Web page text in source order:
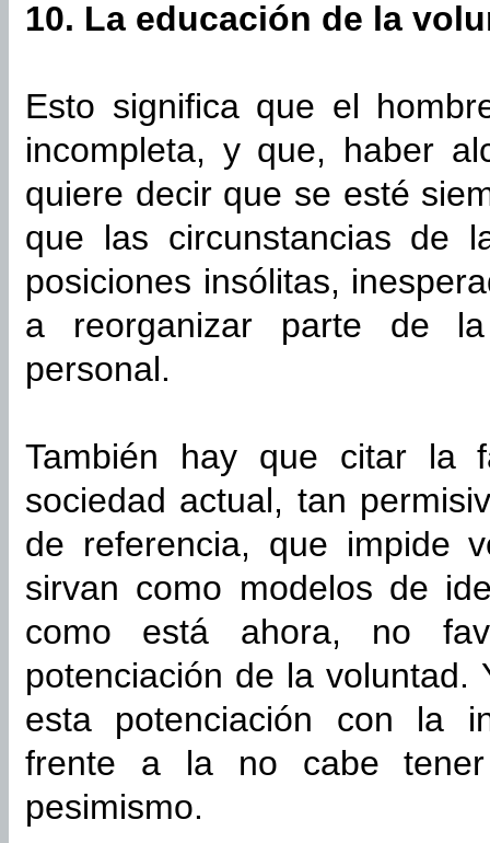
10. La educación de la
Esto significa que el
incompleta, y que, haber
quiere decir que se esté
que las circunstancias de
posiciones insólitas,
a reorganizar parte de
personal.
También hay que citar la
sociedad actual, tan
de referencia, que impide
sirvan como modelos de
como está ahora, no
potenciación de la
esta potenciación con la
frente a la no cabe
pesimismo.